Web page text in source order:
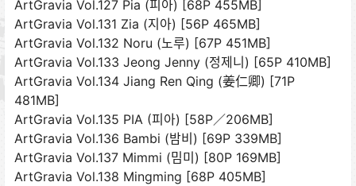
ArtGravia Vol.127 Pia (피아) [68P 455MB]
ArtGravia Vol.131 Zia (지아) [56P 465MB]
ArtGravia Vol.132 Noru (노루) [67P 451MB]
ArtGravia Vol.133 Jeong Jenny (정제니) [65P 410MB]
ArtGravia Vol.134 Jiang Ren Qing (姜仁卿) [71P
481MB]
ArtGravia Vol.135 PIA (피아) [58P／206MB]
ArtGravia Vol.136 Bambi (밤비) [69P 339MB]
ArtGravia Vol.137 Mimmi (밈미) [80P 169MB]
ArtGravia Vol.138 Mingming [68P 405MB]